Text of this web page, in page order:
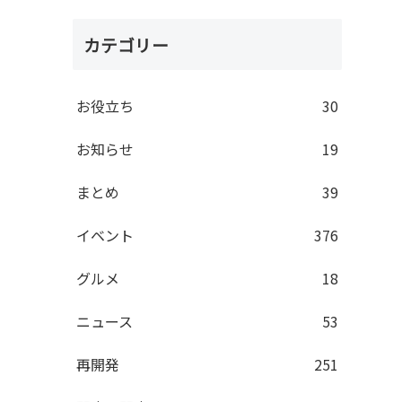
カテゴリー
お役立ち
30
お知らせ
19
まとめ
39
イベント
376
グルメ
18
ニュース
53
再開発
251